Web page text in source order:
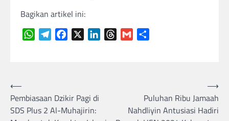
Bagikan artikel ini:
WhatsAppTelegramFacebook LinkedInThreads
Gmail
Navigasi
pos
⟵
Pembiasaan Dzikir Pagi di
SDS Plus 2 Al-Muhajirin:
Puluhan Ribu Jamaah
Nahdliyin Antusiasi Hadiri
⟶